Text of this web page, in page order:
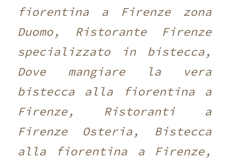
fiorentina a Firenze zona
Duomo, Ristorante Firenze
specializzato in bistecca,
Dove mangiare la vera
bistecca alla fiorentina a
Firenze, Ristoranti a
Firenze Osteria, Bistecca
alla fiorentina a Firenze,